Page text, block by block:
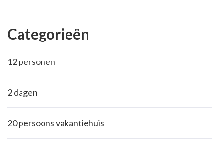
Categorieën
12 personen
2 dagen
20 persoons vakantiehuis